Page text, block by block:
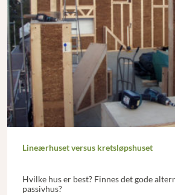
Lineærhuset versus kretsløpshuset
Hvilke hus er best? Finnes det gode
passivhus?